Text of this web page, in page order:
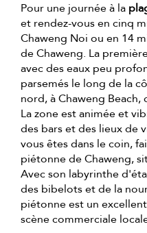
Pour une journée à la
et rendez-vous en cinq
Chaweng Noi ou en 14
de Chaweng. La
avec des eaux peu
parsemés le long de la
nord, à Chaweng Beach,
La zone est animée et
des bars et des lieux de
vous êtes dans le coin,
piétonne de Chaweng,
Avec son labyrinthe
des bibelots et de la
piétonne est un
scène commerciale